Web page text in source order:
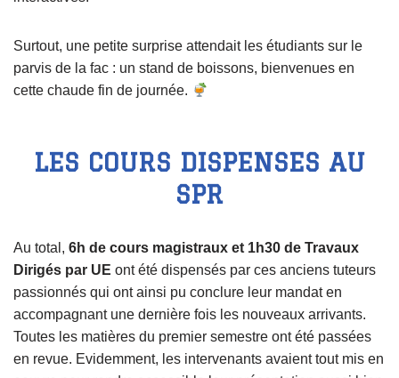
Surtout, une petite surprise attendait les étudiants sur le
parvis de la fac : un stand de boissons, bienvenues en
cette chaude fin de journée.
LES COURS DISPENSES AU
SPR
Au total, 6h de cours magistraux et 1h30 de Travaux
Dirigés par UE ont été dispensés par ces anciens tuteurs
passionnés qui ont ainsi pu conclure leur mandat en
accompagnant une dernière fois les nouveaux arrivants.
Toutes les matières du premier semestre ont été passées
en revue. Evidemment, les intervenants avaient tout mis en